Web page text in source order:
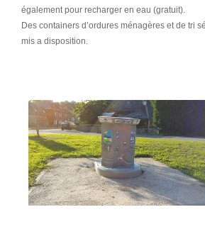
également pour recharger en eau (gratuit).
Des containers d’ordures ménagères et de tri
mis a disposition.